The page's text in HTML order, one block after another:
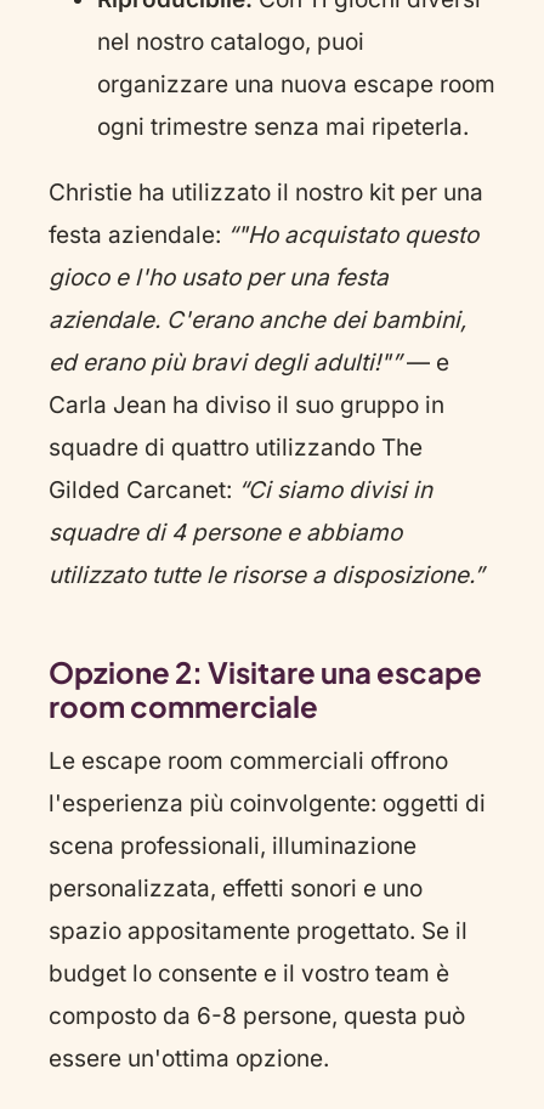
nel nostro catalogo, puoi
organizzare una nuova escape room
ogni trimestre senza mai ripeterla.
Christie ha utilizzato il nostro kit per una
festa aziendale: “"Ho acquistato questo
gioco e l'ho usato per una festa
aziendale. C'erano anche dei bambini,
ed erano più bravi degli adulti!"”— e
Carla Jean ha diviso il suo gruppo in
squadre di quattro utilizzando The
Gilded Carcanet: “Ci siamo divisi in
squadre di 4 persone e abbiamo
utilizzato tutte le risorse a disposizione.”
Opzione 2: Visitare una escape
room commerciale
Le escape room commerciali offrono
l'esperienza più coinvolgente: oggetti di
scena professionali, illuminazione
personalizzata, effetti sonori e uno
spazio appositamente progettato. Se il
budget lo consente e il vostro team è
composto da 6-8 persone, questa può
essere un'ottima opzione.